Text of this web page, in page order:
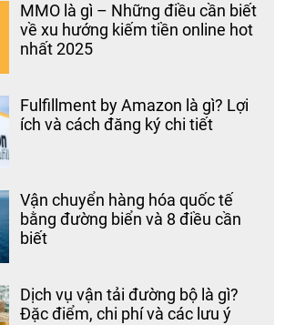
MMO là gì – Những điều cần biết
về xu hướng kiếm tiền online hot
nhất 2025
Fulfillment by Amazon là gì? Lợi
ích và cách đăng ký chi tiết
Vận chuyển hàng hóa quốc tế
bằng đường biển và 8 điều cần
biết
Dịch vụ vận tải đường bộ là gì?
Đặc điểm, chi phí và các lưu ý